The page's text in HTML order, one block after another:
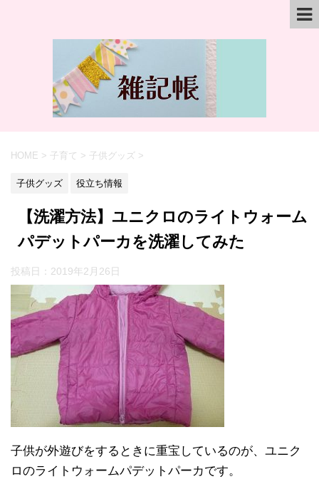
HOME > 子育て > 子供グッズ >
子供グッズ 役立ち情報
【洗濯方法】ユニクロのライトウォーム
パデットパーカを洗濯してみた
投稿日： 2019年2月26日
子供が外遊びをするときに重宝しているのが、ユニク
ロのライトウォームパデットパーカです。